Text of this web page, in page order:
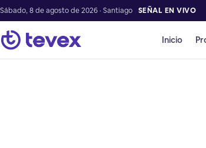
Sábado, 8 de agosto de 2026 · Santiago SEÑAL EN VIVO
Inicio